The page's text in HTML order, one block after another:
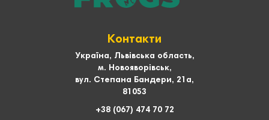
Контакти
Україна, Львівська область,
м. Новояворівськ,
вул. Степана Бандери, 21а,
81053
+38 (067) 474 70 72